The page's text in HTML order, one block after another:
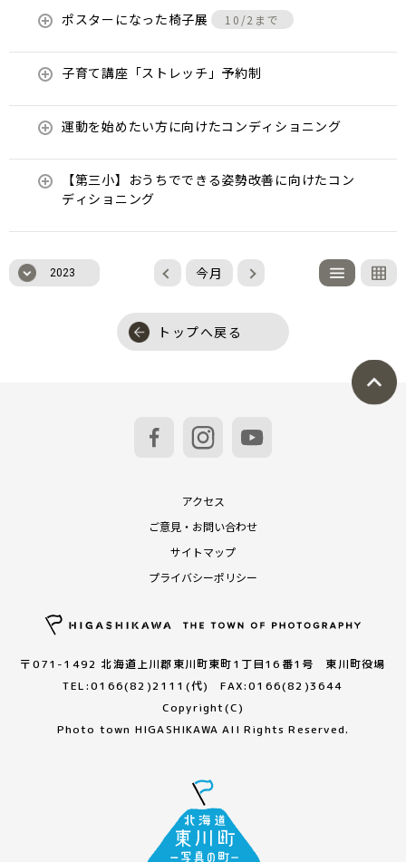
ポスターになった椅子展 10/2まで
子育て講座「ストレッチ」予約制
運動を始めたい方に向けたコンディショニング
【第三小】おうちでできる姿勢改善に向けたコン
ディショニング
2023 今月
トップへ戻る
アクセス
ご意見・お問い合わせ
サイトマップ
プライバシーポリシー
〒071-1492 北海道上川郡東川町東町1丁目16番1号 東川町役場
TEL:0166(82)2111(代) FAX:0166(82)3644
Copyright(C)
Photo town HIGASHIKAWA All Rights Reserved.